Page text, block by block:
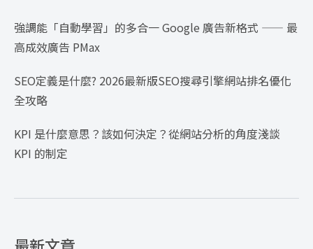
強調能「自動學習」的多合一 Google 廣告新格式 —— 最
高成效廣告 PMax
SEO定義是什麼? 2026最新版SEO搜尋引擎網站排名優化
全攻略
KPI 是什麼意思？該如何決定？從網站分析的角度淺談
KPI 的制定